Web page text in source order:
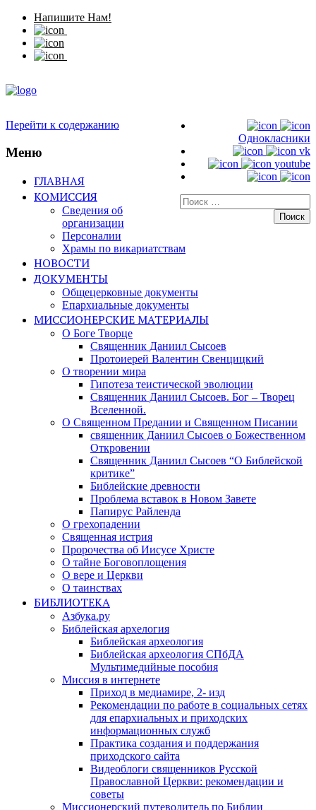
Напишите Нам!
Однокласники
vk
youtube
Искать:
Перейти к содержанию
Меню
ГЛАВНАЯ
КОМИССИЯ
Сведения об
организации
Персоналии
Храмы по викариатствам
НОВОСТИ
ДОКУМЕНТЫ
Общецерковные документы
Епархиальные документы
МИССИОНЕРСКИЕ МАТЕРИАЛЫ
О Боге Творце
Священник Даниил Сысоев
Протоиерей Валентин Свенцицкий
О творении мира
Гипотеза теистической эволюции
Священник Даниил Сысоев. Бог – Творец
Вселенной.
О Священном Предании и Священном Писании
священник Даниил Сысоев о Божественном
Откровении
Священник Даниил Сысоев “О Библейской
критике”
Библейские древности
Проблема вставок в Новом Завете
Папирус Райленда
О грехопадении
Священная истрия
Пророчества об Иисусе Христе
О тайне Боговоплощения
О вере и Церкви
О таинствах
БИБЛИОТЕКА
Азбука.ру
Библейская архелогия
Библейская археология
Библейская археология СПбДА
Мультимедийные пособия
Миссия в интернете
Приход в медиамире, 2- изд
Рекомендации по работе в социальных сетях
для епархиальных и приходских
информационных служб
Практика создания и поддержания
приходского сайта
Видеоблоги священников Русской
Православной Церкви: рекомендации и
советы
Миссионерский путеводитель по Библии